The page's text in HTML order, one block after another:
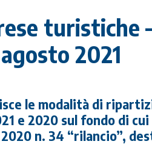
turistiche
2021
le modalità di
e 2020 sul fondo di cui
n. 34 “rilancio”,